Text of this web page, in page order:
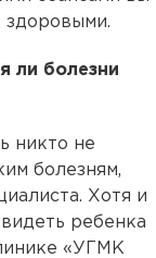
здоровыми.
ли болезни
никто не
болезням,
Хотя и
ребенка
«УГМК